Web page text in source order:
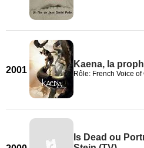
2001
Kaena, la
Rôle: French Voice of
Is Dead ou